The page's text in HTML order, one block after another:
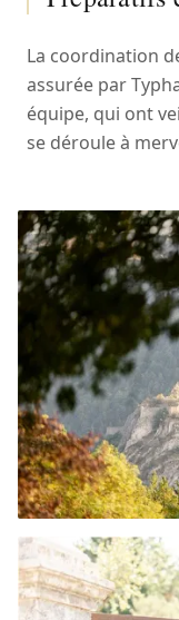
La coordination
assurée par
équipe, qui ont
se déroule à